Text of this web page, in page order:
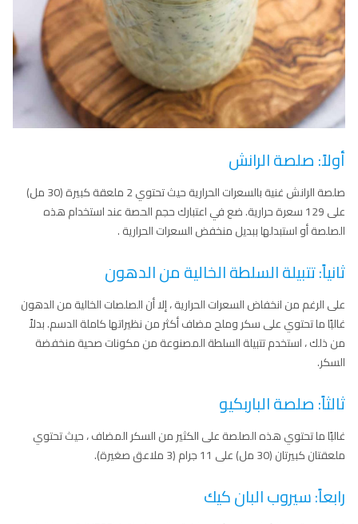
أولاً: صلصة الرانش
صلصة الرانش غنية بالسعرات الحرارية حيث تحتوي 2 ملعقة كبيرة (30 مل)
على 129 سعرة حرارية. ضع في اعتبارك حجم الحصة عند استخدام هذه
الصلصة أو استبدلها ببديل منخفض السعرات الحرارية .
ثانياً: تتبيلة السلطة الخالية من الدهون
على الرغم من انخفاض السعرات الحرارية ، إلا أن الصلصات الخالية من الدهون
غالبًا ما تحتوي على سكر وملح مضاف أكثر من نظيراتها كاملة الدسم. بدلاً
من ذلك ، استخدم تتبيلة السلطة المصنوعة من مكونات صحية منخفضة
السكر.
ثالثاً: صلصة الباربكيو
غالبًا ما تحتوي هذه الصلصة على الكثير من السكر المضاف ، حيث تحتوي
ملعقتان كبيرتان (30 مل) على 11 جرام (3 ملاعق صغيرة).
رابعاً: سيروب البان كيك